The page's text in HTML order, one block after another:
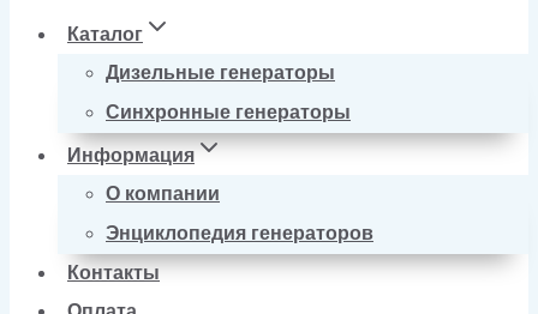
Каталог
Дизельные генераторы
Синхронные генераторы
Информация
О компании
Энциклопедия генераторов
Контакты